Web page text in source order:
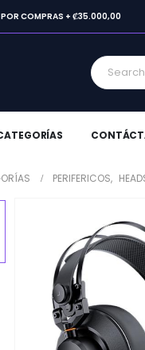
POR COMPRAS + ₡35.000,00
PERIFERICOS,